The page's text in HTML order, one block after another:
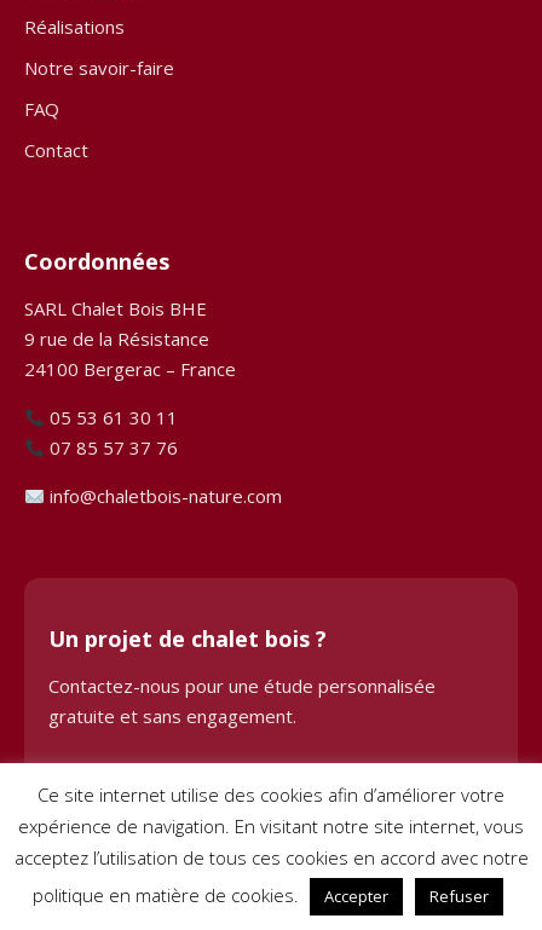
Réalisations
Notre savoir-faire
FAQ
Contact
Coordonnées
SARL Chalet Bois BHE
9 rue de la Résistance
24100 Bergerac – France
05 53 61 30 11
07 85 57 37 76
info@chaletbois-nature.com
Un projet de chalet bois ?
Contactez-nous pour une étude personnalisée
gratuite et sans engagement.
Demander une étude
© 2024 Chalet Bois BHE. Tous droits réservés. Site créé parPignon
Ce site internet utilise des cookies afin d’améliorer votre
expérience de navigation. En visitant notre site internet, vous
acceptez l’utilisation de tous ces cookies en accord avec notre
politique en matière de cookies.
Accepter Refuser